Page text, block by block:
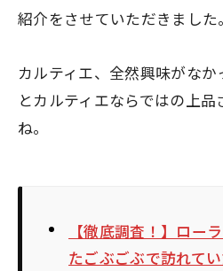
紹介をさせていただきました。
カルティエ、全然興味がな
とカルティエならではの上品
ね。
【徹底調査！】ロー
たごぶごぶで訪れて